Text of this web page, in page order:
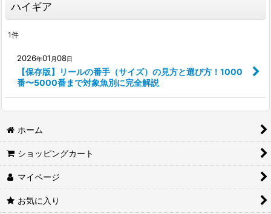
ハイギア
1件
2026年01 月08日
【保存版】リールの番手（サイズ）の見方と選び方！1000
番〜5000番まで対象魚別に完全解説
ホーム
ショッピングカート
マイページ
お気に入り